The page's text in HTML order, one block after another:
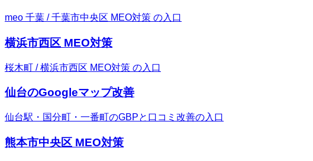
meo 千葉 / 千葉市中央区 MEO対策 の入口
横浜市西区 MEO対策
桜木町 / 横浜市西区 MEO対策 の入口
仙台のGoogleマップ改善
仙台駅・国分町・一番町のGBPと口コミ改善の入口
熊本市中央区 MEO対策